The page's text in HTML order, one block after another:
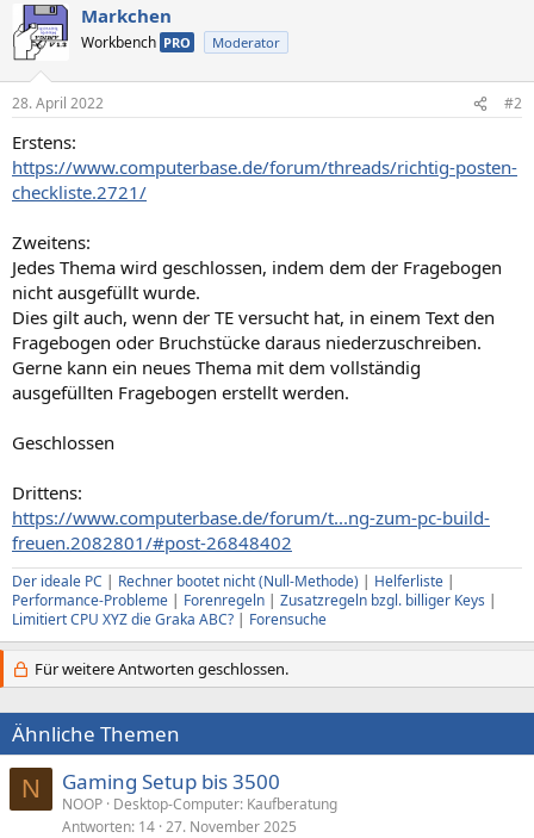
Markchen
Workbench PRO Moderator
28. April 2022 #2
Erstens:
https://www.computerbase.de/forum/threads/richtig-posten-
checkliste.2721/
Zweitens:
Jedes Thema wird geschlossen, indem dem der Fragebogen
nicht ausgefüllt wurde.
Dies gilt auch, wenn der TE versucht hat, in einem Text den
Fragebogen oder Bruchstücke daraus niederzuschreiben.
Gerne kann ein neues Thema mit dem vollständig
ausgefüllten Fragebogen erstellt werden.
Geschlossen
Drittens:
https://www.computerbase.de/forum/t...ng-zum-pc-build-
freuen.2082801/#post-26848402
Der ideale PC | Rechner bootet nicht (Null-Methode) | Helferliste |
Performance-Probleme | Forenregeln | Zusatzregeln bzgl. billiger Keys |
Limitiert CPU XYZ die Graka ABC? | Forensuche
Für weitere Antworten geschlossen.
Ähnliche Themen
N Gaming Setup bis 3500
NOOP Desktop-Computer: Kaufberatung
Antworten 14 27. November 2025